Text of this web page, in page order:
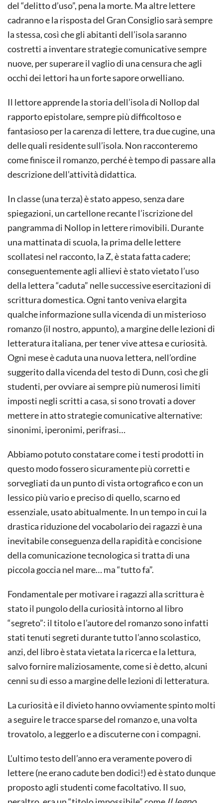
del “delitto d’uso”, pena la morte. Ma altre lettere
cadranno e la risposta del Gran Consiglio sarà sempre
la stessa, così che gli abitanti dell’isola saranno
costretti a inventare strategie comunicative sempre
nuove, per superare il vaglio di una censura che agli
occhi dei lettori ha un forte sapore orwelliano.
Il lettore apprende la storia dell’isola di Nollop dal
rapporto epistolare, sempre più difficoltoso e
fantasioso per la carenza di lettere, tra due cugine, una
delle quali residente sull’isola. Non racconteremo
come finisce il romanzo, perché è tempo di passare alla
descrizione dell’attività didattica.
In classe (una terza) è stato appeso, senza dare
spiegazioni, un cartellone recante l’iscrizione del
pangramma di Nollop in lettere rimovibili. Durante
una mattinata di scuola, la prima delle lettere
scollatesi nel racconto, la Z, è stata fatta cadere;
conseguentemente agli allievi è stato vietato l’uso
della lettera “caduta” nelle successive esercitazioni di
scrittura domestica. Ogni tanto veniva elargita
qualche informazione sulla vicenda di un misterioso
romanzo (il nostro, appunto), a margine delle lezioni di
letteratura italiana, per tener vive attesa e curiosità.
Ogni mese è caduta una nuova lettera, nell’ordine
suggerito dalla vicenda del testo di Dunn, così che gli
studenti, per ovviare ai sempre più numerosi limiti
imposti negli scritti a casa, si sono trovati a dover
mettere in atto strategie comunicative alternative:
sinonimi, iperonimi, perifrasi…
Abbiamo potuto constatare come i testi prodotti in
questo modo fossero sicuramente più corretti e
sorvegliati da un punto di vista ortografico e con un
lessico più vario e preciso di quello, scarno ed
essenziale, usato abitualmente. In un tempo in cui la
drastica riduzione del vocabolario dei ragazzi è una
inevitabile conseguenza della rapidità e concisione
della comunicazione tecnologica si tratta di una
piccola goccia nel mare… ma “tutto fa”.
Fondamentale per motivare i ragazzi alla scrittura è
stato il pungolo della curiosità intorno al libro
“segreto”: il titolo e l’autore del romanzo sono infatti
stati tenuti segreti durante tutto l’anno scolastico,
anzi, del libro è stata vietata la ricerca e la lettura,
salvo fornire maliziosamente, come si è detto, alcuni
cenni su di esso a margine delle lezioni di letteratura.
La curiosità e il divieto hanno ovviamente spinto molti
a seguire le tracce sparse del romanzo e, una volta
trovatolo, a leggerlo e a discuterne con i compagni.
L’ultimo testo dell’anno era veramente povero di
lettere (ne erano cadute ben dodici!) ed è stato dunque
proposto agli studenti come facoltativo. Il suo,